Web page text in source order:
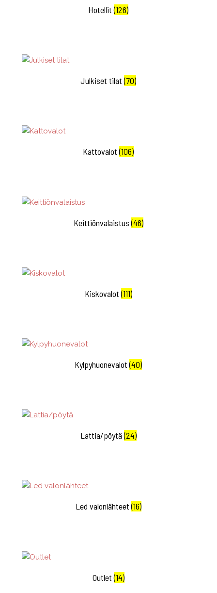
Hotellit(126)
Julkiset tilat(70)
Kattovalot(106)
Keittiönvalaistus(46)
Kiskovalot(111)
Kylpyhuonevalot(40)
Lattia/pöytä(24)
Led valonlähteet(16)
Outlet(14)